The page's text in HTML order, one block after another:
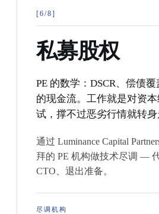
[6/8]
私募股权
PE 的数学：DSCR、偿债
的现金流。工作就是对资本
试，撑不过恶劣行情就转身
通过 Luminance Capital
拜的 PE 机构做技术尽调 —
CTO、退出准备。
尽调机构